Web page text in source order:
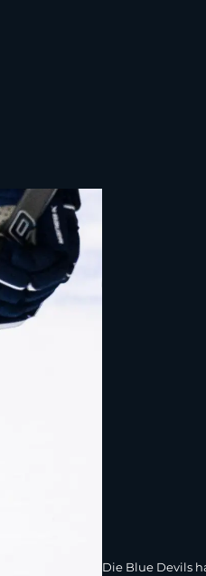
Die Blue Devils